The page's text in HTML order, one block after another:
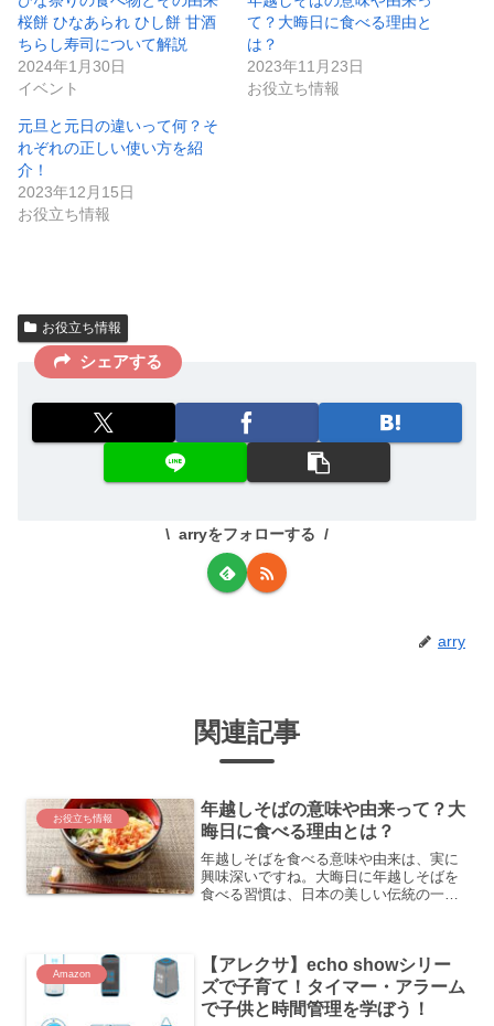
桜餅 ひなあられ ひし餅 甘酒
ちらし寿司について解説
2024年1月30日
イベント
て？大晦日に食べる理由と
は？
2023年11月23日
お役立ち情報
元旦と元日の違いって何？そ
れぞれの正しい使い方を紹
介！
2023年12月15日
お役立ち情報
お役立ち情報
シェアする
arryをフォローする
arry
関連記事
お役立ち情報
年越しそばの意味や由来って？大
晦日に食べる理由とは？
年越しそばを食べる意味や由来は、実に
興味深いですね。大晦日に年越しそばを
食べる習慣は、日本の美しい伝統の一つ
ばを食べて、新年を迎える...
Amazon
【アレクサ】echo showシリー
ズで子育て！タイマー・アラーム
で子供と時間管理を学ぼう！